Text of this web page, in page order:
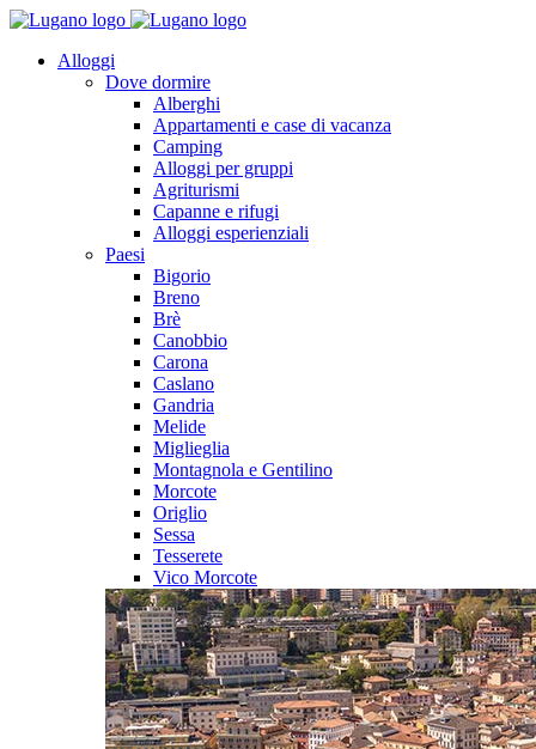
Alloggi
Dove dormire
Alberghi
Appartamenti e case di vacanza
Camping
Alloggi per gruppi
Agriturismi
Capanne e rifugi
Alloggi esperienziali
Paesi
Bigorio
Breno
Brè
Canobbio
Carona
Caslano
Gandria
Melide
Miglieglia
Montagnola e Gentilino
Morcote
Origlio
Sessa
Tesserete
Vico Morcote